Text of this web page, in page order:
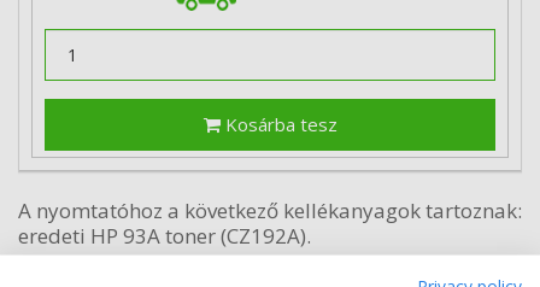
Kosárba tesz
A nyomtatóhoz a következő kellékanyagok tartoznak:
eredeti HP 93A toner (CZ192A).